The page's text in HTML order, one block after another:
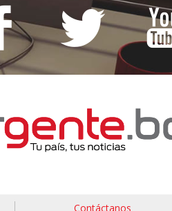
Contáctanos